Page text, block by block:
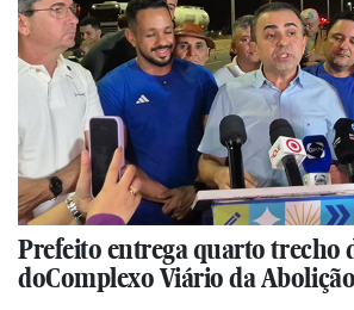
Prefeito entrega quarto trecho
doComplexo Viário da Abolição